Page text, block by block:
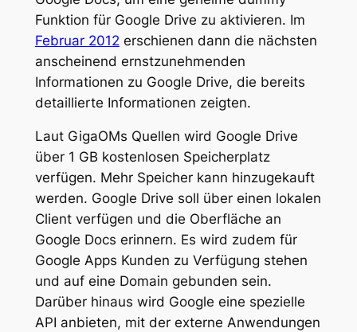
Funktion für Google Drive zu aktivieren. Im
Februar 2012 erschienen dann die nächsten
anscheinend ernstzunehmenden
Informationen zu Google Drive, die bereits
detaillierte Informationen zeigten.
Laut GigaOMs Quellen wird Google Drive
über 1 GB kostenlosen Speicherplatz
verfügen. Mehr Speicher kann hinzugekauft
werden. Google Drive soll über einen lokalen
Client verfügen und die Oberfläche an
Google Docs erinnern. Es wird zudem für
Google Apps Kunden zu Verfügung stehen
und auf eine Domain gebunden sein.
Darüber hinaus wird Google eine spezielle
API anbieten, mit der externe Anwendungen